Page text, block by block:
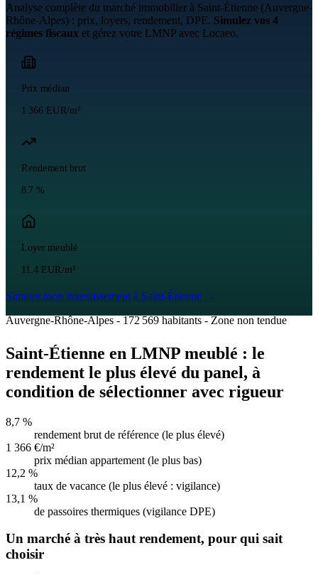
Analyse complète du marché immobilier à Saint-Étienne (Auvergne-
Rhône-Alpes) : prix, loyers, rendement, DPE. Simulez vos 4
régimes fiscaux et gérez votre LMNP avec Locaeo.
Prix médian
1 366 EUR/m²
Rendement brut
8.7 %
Loyer meublé
11.4 EUR/m²
Simuler mon investissement à Saint-Étienne →
Auvergne-Rhône-Alpes - 172 569 habitants - Zone non tendue
Saint-Étienne en LMNP meublé : le
rendement le plus élevé du panel, à
condition de sélectionner avec rigueur
8,7 %
rendement brut de référence (le plus élevé)
1 366 €/m²
prix médian appartement (le plus bas)
12,2 %
taux de vacance (le plus élevé : vigilance)
13,1 %
de passoires thermiques (vigilance DPE)
Un marché à très haut rendement, pour qui sait
choisir